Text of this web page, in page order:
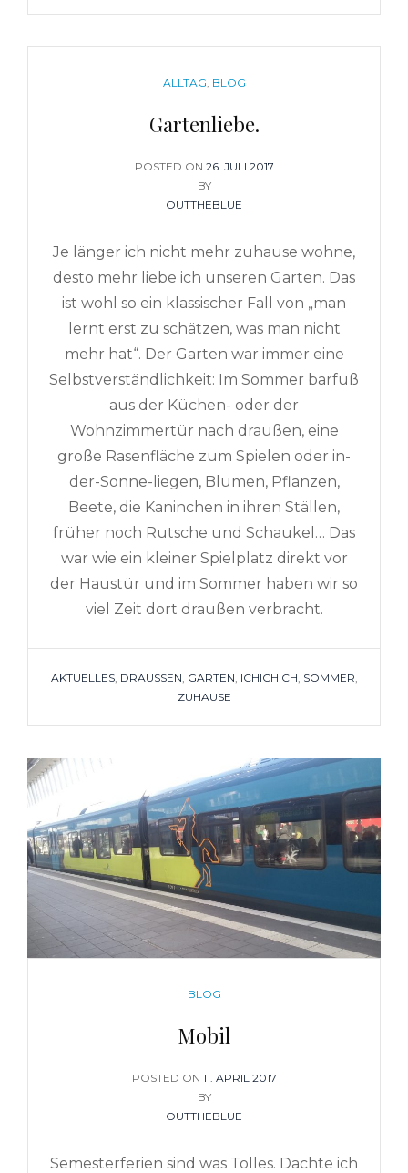
CATEGORIES
ALLTAG, BLOG
Gartenliebe.
POSTED ON POSTED
ON
26. JULI 2017
BY
OUTTHEBLUE
Je länger ich nicht mehr zuhause wohne,
desto mehr liebe ich unseren Garten. Das
ist wohl so ein klassischer Fall von „man
lernt erst zu schätzen, was man nicht
mehr hat“. Der Garten war immer eine
Selbstverständlichkeit: Im Sommer barfuß
aus der Küchen- oder der
Wohnzimmertür nach draußen, eine
große Rasenfläche zum Spielen oder in-
der-Sonne-liegen, Blumen, Pflanzen,
Beete, die Kaninchen in ihren Ställen,
früher noch Rutsche und Schaukel… Das
war wie ein kleiner Spielplatz direkt vor
der Haustür und im Sommer haben wir so
viel Zeit dort draußen verbracht.
TAGS
AKTUELLES, DRAUSSEN , GARTEN, ICHICHICH, SOMMER,
ZUHAUSE
CATEGORIES
BLOG
Mobil
POSTED ON POSTED
ON
11. APRIL 2017
BY
OUTTHEBLUE
Semesterferien sind was Tolles. Dachte ich